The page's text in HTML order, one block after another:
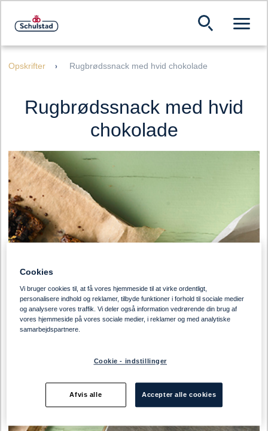
Opskrifter Rugbrødssnack med hvid chokolade
Rugbrødssnack med hvid
chokolade
Cookies
Vi bruger cookies til, at få vores hjemmeside til at virke ordentligt,
personalisere indhold og reklamer, tilbyde funktioner i forhold til sociale medier
og analysere vores traffik. Vi deler også information vedrørende din brug af
vores hjemmeside på vores sociale medier, i reklamer og med analytiske
samarbejdspartnere.
Cookie - indstillinger
Afvis alle Accepter alle cookies